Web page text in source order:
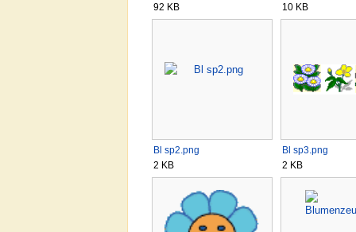
92 KB
10 KB
Bl sp2.png
2 KB
Bl sp3.png
2 KB